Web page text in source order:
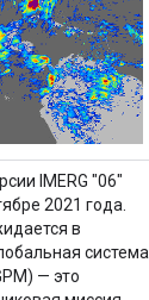
IMERG "06"
2021 года.
в
система
— это